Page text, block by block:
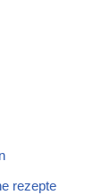
rezepte